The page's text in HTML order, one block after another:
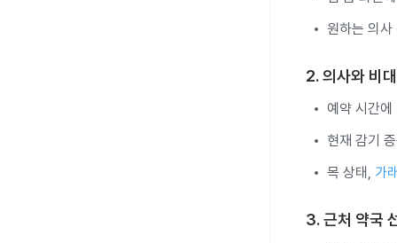
원하는 의사
2. 의사와 비
예약 시간
현재 감기
목 상태, 가
3. 근처 약국